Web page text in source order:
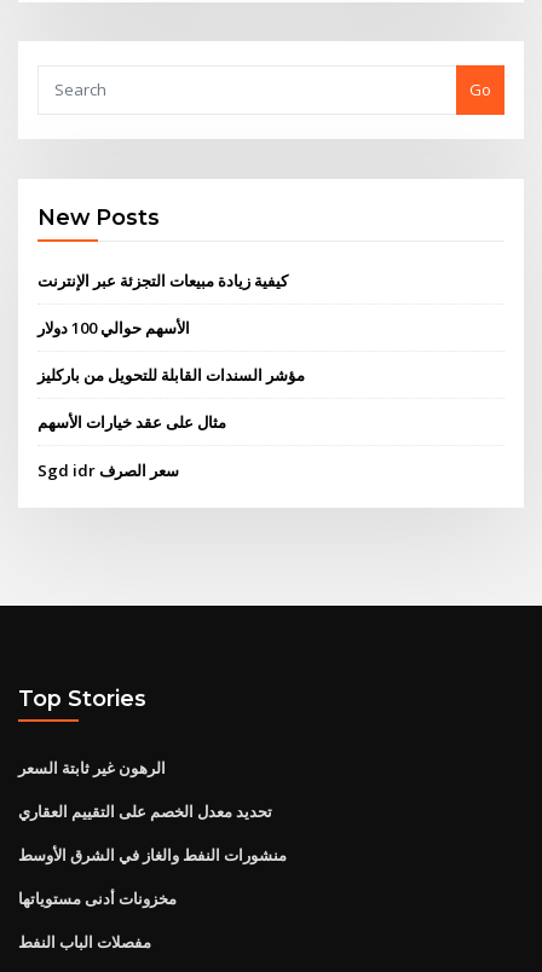
Go
New Posts
كيفية زيادة مبيعات التجزئة عبر الإنترنت
الأسهم حوالي 100 دولار
مؤشر السندات القابلة للتحويل من باركليز
مثال على عقد خيارات الأسهم
Sgd idr سعر الصرف
Top Stories
الرهون غير ثابتة السعر
تحديد معدل الخصم على التقييم العقاري
منشورات النفط والغاز في الشرق الأوسط
مخزونات أدنى مستوياتها
مفصلات الباب النفط